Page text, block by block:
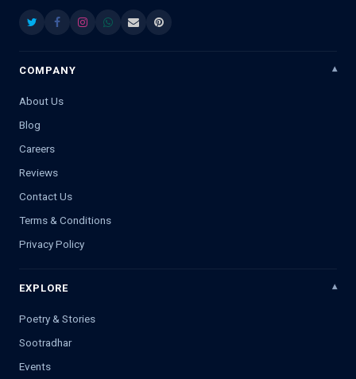
COMPANY
About Us
Blog
Careers
Reviews
Contact Us
Terms & Conditions
Privacy Policy
EXPLORE
Poetry & Stories
Sootradhar
Events